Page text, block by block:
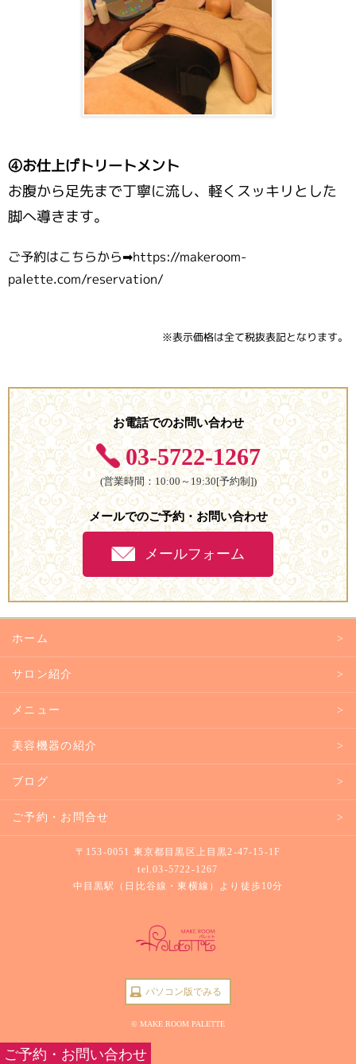
④お仕上げトリートメント
お腹から足先まで丁寧に流し、軽くスッキリとした
脚へ導きます。
ご予約はこちらから➡https://makeroom-
palette.com/reservation/
※表示価格は全て税抜表記となります。
お電話でのお問い合わせ
03-5722-1267
(営業時間：10:00～19:30[予約制])
メールでのご予約・お問い合わせ
メールフォーム
ご予約・お問い合わせ
ホーム
サロン紹介
メニュー
美容機器の紹介
ブログ
ご予約・お問合せ
〒153-0051 東京都目黒区上目黒2-47-15-1F
tel.03-5722-1267
中目黒駅（日比谷線・東横線）より徒歩10分
パソコン版でみる
© MAKE ROOM PALETTE